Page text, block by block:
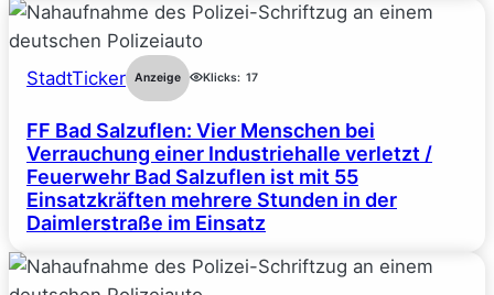
StadtTicker Anzeige Klicks: 17
FF Bad Salzuflen: Vier Menschen bei
Verrauchung einer Industriehalle verletzt /
Feuerwehr Bad Salzuflen ist mit 55
Einsatzkräften mehrere Stunden in der
Daimlerstraße im Einsatz